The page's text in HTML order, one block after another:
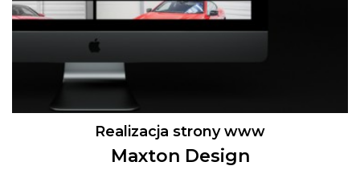
Realizacja strony www
Maxton Design